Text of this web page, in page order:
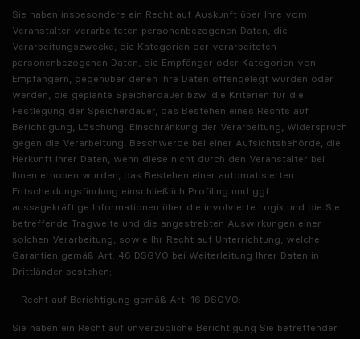
Sie haben insbesondere ein Recht auf Auskunft über Ihre vom
Veranstalter verarbeiteten personenbezogenen Daten, die
Verarbeitungszwecke, die Kategorien der verarbeiteten
personenbezogenen Daten, die Empfänger oder Kategorien von
Empfängern, gegenüber denen Ihre Daten offengelegt wurden oder
werden, die geplante Speicherdauer bzw. die Kriterien für die
Festlegung der Speicherdauer, das Bestehen eines Rechts auf
Berichtigung, Löschung, Einschränkung der Verarbeitung, Widerspruch
gegen die Verarbeitung, Beschwerde bei einer Aufsichtsbehörde, die
Herkunft Ihrer Daten, wenn diese nicht durch den Veranstalter bei
Ihnen erhoben wurden, das Bestehen einer automatisierten
Entscheidungsfindung einschließlich Profiling und ggf.
aussagekräftige Informationen über die involvierte Logik und die Sie
betreffende Tragweite und die angestrebten Auswirkungen einer
solchen Verarbeitung, sowie Ihr Recht auf Unterrichtung, welche
Garantien gemäß Art. 46 DSGVO bei Weiterleitung Ihrer Daten in
Drittländer bestehen;
– Recht auf Berichtigung gemäß Art. 16 DSGVO:
Sie haben ein Recht auf unverzügliche Berichtigung Sie betreffender